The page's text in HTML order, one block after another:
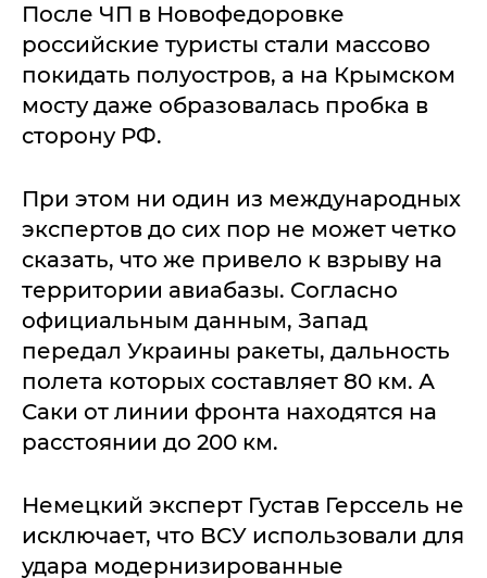
После ЧП в Новофедоровке
российские туристы стали массово
покидать полуостров, а на Крымском
мосту даже образовалась пробка в
сторону РФ.
При этом ни один из международных
экспертов до сих пор не может четко
сказать, что же привело к взрыву на
территории авиабазы. Согласно
официальным данным, Запад
передал Украины ракеты, дальность
полета которых составляет 80 км. А
Саки от линии фронта находятся на
расстоянии до 200 км.
Немецкий эксперт Густав Герссель не
исключает, что ВСУ использовали для
удара модернизированные